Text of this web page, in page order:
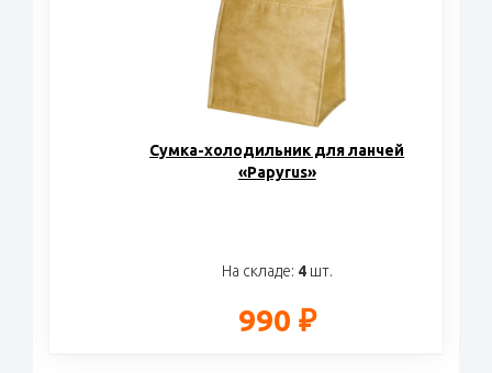
Сумка-холодильник для ланчей
«Papyrus»
На складе: 4шт.
990 ₽